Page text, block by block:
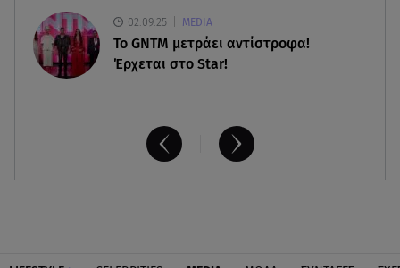
02.09.25 MEDIA
Το GNTM μετράει αντίστροφα!
Έρχεται στο Star!